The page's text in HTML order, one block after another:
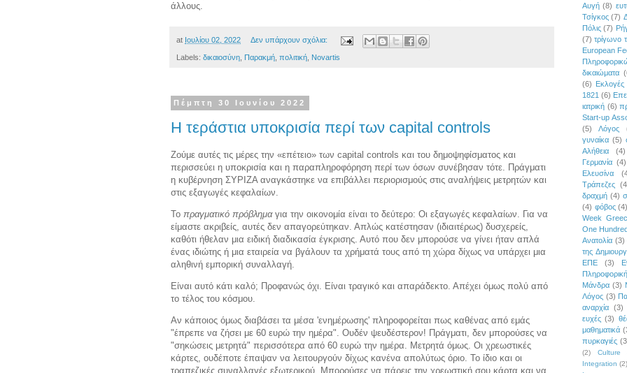
άλλους.
at Ιουλίου 02, 2022 Δεν υπάρχουν σχόλια:
Labels: δικαιοσύνη Παρακμή πολιτική Novartis
Πέμπτη 30 Ιουνίου 2022
Η τεράστια υποκρισία περί των capital controls
Ζούμε αυτές τις μέρες την «επέτειο» των capital controls και του δημοψηφίσματος και
περισσεύει η υποκρισία και η παραπληροφόρηση περί των όσων συνέβησαν τότε. Πράγματι
η κυβέρνηση ΣΥΡΙΖΑ αναγκάστηκε να επιβάλλει περιορισμούς στις αναλήψεις μετρητών και
στις εξαγωγές κεφαλαίων.
Το πραγματικό πρόβλημαγια την οικονομία είναι το δεύτερο: Οι εξαγωγές κεφαλαίων. Για να
είμαστε ακριβείς, αυτές δεν απαγορεύτηκαν. Απλώς κατέστησαν (ιδιαιτέρως) δυσχερείς,
καθότι ήθελαν μια ειδική διαδικασία έγκρισης. Αυτό που δεν μπορούσε να γίνει ήταν απλά
ένας ιδιώτης ή μια εταιρεία να βγάλουν τα χρήματά τους από τη χώρα δίχως να υπάρχει μια
αληθινή εμπορική συναλλαγή.
Είναι αυτό κάτι καλό; Προφανώς όχι. Είναι τραγικό και απαράδεκτο. Απέχει όμως πολύ από
το τέλος του κόσμου.
Αν κάποιος όμως διαβάσει τα μέσα 'ενημέρωσης' πληροφορείται πως καθένας από εμάς
"έπρεπε να ζήσει με 60 ευρώ την ημέρα". Ουδέν ψευδέστερον! Πράγματι, δεν μπορούσες να
"σηκώσεις μετρητά" περισσότερα από 60 ευρώ την ημέρα. Μετρητά όμως. Οι χρεωστικές
κάρτες, ουδέποτε έπαψαν να λειτουργούν δίχως κανένα απολύτως όριο. Το ίδιο και οι
τραπεζικές συναλλαγές εξωτερικού. Μπορούσες να πάρεις την χρεωστική σου κάρτα και να
Αυγή (8)
Τσίγκος (7)
Πόλις (7)
(7) τρίγωνο
European
δικαιώματα
(6)
1821 (6)
ιατρική (6)
Start-up
(5)
Λόγος
γυναίκα (5)
Αλήθεια
(4)
Γερμανία (4)
Ελευσίνα
Τράπεζες
δραχμή (4)
(4) φόβος (4)
Week
One
Ανατολία (3)
της
ΕΠΕ
(3)
Μάνδρα (3)
Λόγος (3)
αναρχία (3)
ευχές (3)
μαθηματικά
πυρκαγιές
(2)
Culture
Integration (2)